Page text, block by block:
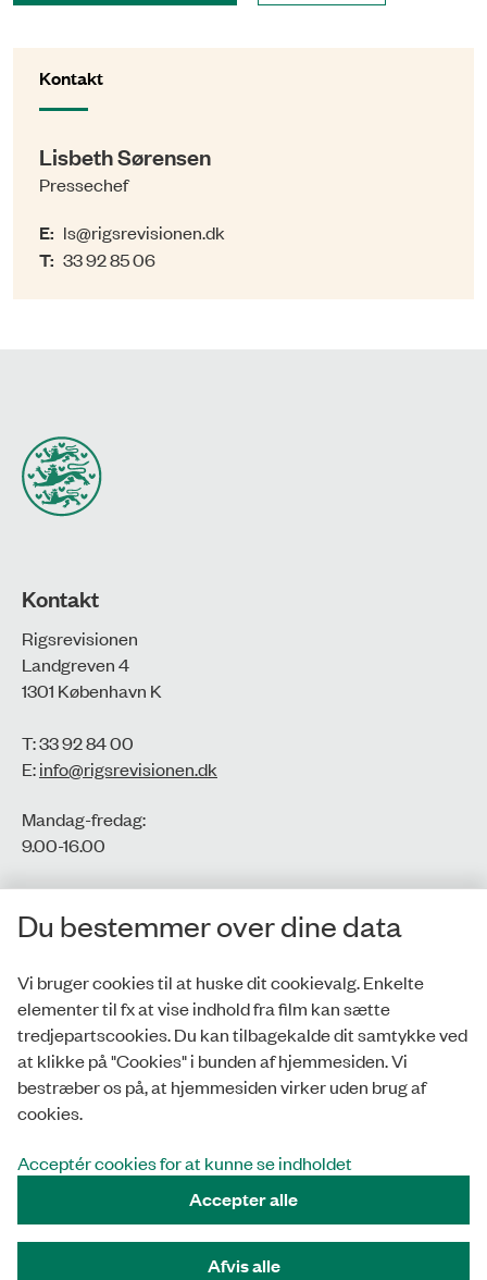
Kontakt
Lisbeth Sørensen
Pressechef
E: ls@rigsrevisionen.dk
T: 33 92 85 06
Kontakt
Rigsrevisionen
Landgreven 4
1301 København K
T: 33 92 84 00
E:info@rigsrevisionen.dk
Mandag-fredag:
9.00-16.00​
CVR-nr.: 77806113
EAN-nr.: 5798000016002
Privatlivspolitik
Whistleblowerordning
Tilgængelighedserklæring
Tilmeld nyhedsbrev
Du bestemmer over dine data
Vi bruger cookies til at huske dit cookievalg. Enkelte
elementer til fx at vise indhold fra film kan sætte
tredjepartscookies. Du kan tilbagekalde dit samtykke ved
at klikke på "Cookies" i bunden af hjemmesiden. Vi
bestræber os på, at hjemmesiden virker uden brug af
cookies.
Acceptér cookies for at kunne se indholdet
Accepter alle
Afvis alle